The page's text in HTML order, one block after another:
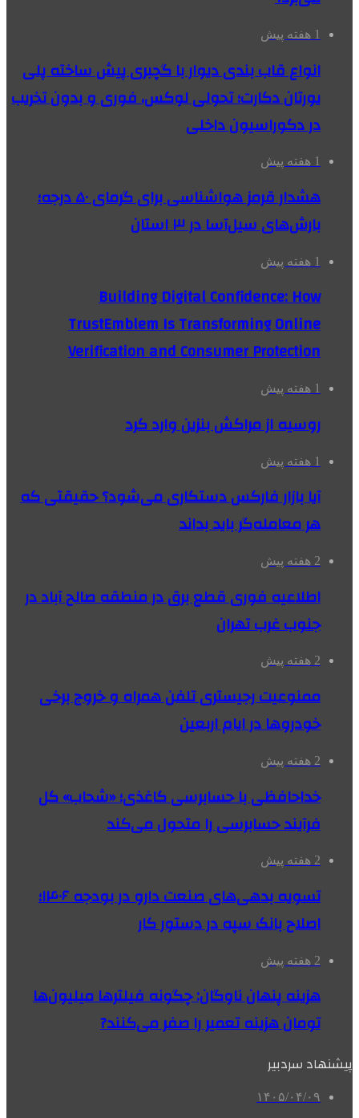
1 هفته پیش
انواع قاب بندی دیوار با گچبری پیش ساخته پلی
یورتان دکارت؛ تحولی لوکس، فوری و بدون تخریب
در دکوراسیون داخلی
1 هفته پیش
هشدار قرمز هواشناسی برای گرمای ۵۰ درجه؛
بارش‌های سیل‌آسا در ۳ استان
1 هفته پیش
Building Digital Confidence: How
TrustEmblem Is Transforming Online
Verification and Consumer Protection
1 هفته پیش
روسیه از مراکش بنزین وارد کرد
1 هفته پیش
آیا بازار فارکس دستکاری می‌شود؟ حقیقتی که
هر معامله‌گر باید بداند
2 هفته پیش
اطلاعیه فوری قطع برق در منطقه صالح آباد در
جنوب غرب تهران
2 هفته پیش
ممنوعیت رجیستری تلفن همراه و خروج برخی
خودروها در ایام اربعین
2 هفته پیش
خداحافظی با حسابرسی کاغذی؛ «شحاب» کل
فرآیند حسابرسی را متحول می‌کند
2 هفته پیش
تسویه بدهی‌های صنعت دارو در بودجه ۱۴۰۶؛
اصلاح بانک سپه در دستور کار
2 هفته پیش
هزینه پنهان ناوگان: چگونه فیلترها میلیون‌ها
تومان هزینه تعمیر را صفر می‌کنند?
پیشنهاد سردبیر
۱۴۰۵/۰۴/۰۹